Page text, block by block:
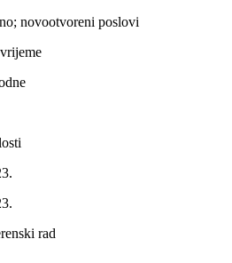
novootvoreni poslovi
rad